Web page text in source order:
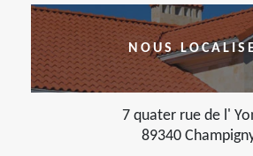
NOUS
7 quater rue de l'
89340